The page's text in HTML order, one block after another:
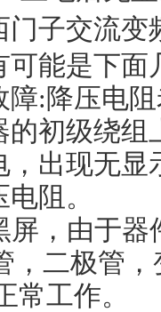
门子交流
能是下面
:降压电
初级绕
出现无显
阻。
屏，由于器
，二极管
工作。